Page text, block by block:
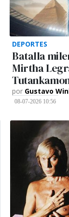
DEPORTES
Batalla
Mirtha
por Gustavo
08-07-2026 10:56